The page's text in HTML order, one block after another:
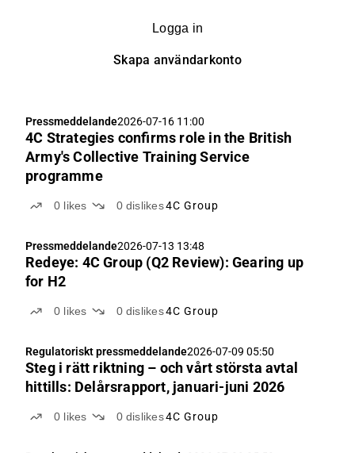
Logga in
Skapa användarkonto
Pressmeddelande2026-07-16 11:00
4C Strategies confirms role in the British
Army's Collective Training Service
programme
0 likes 0 dislikes4C Group
Pressmeddelande2026-07-13 13:48
Redeye: 4C Group (Q2 Review): Gearing up
for H2
0 likes 0 dislikes4C Group
Regulatoriskt pressmeddelande2026-07-09 05:50
Steg i rätt riktning – och vårt största avtal
hittills: Delårsrapport, januari-juni 2026
0 likes 0 dislikes4C Group